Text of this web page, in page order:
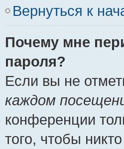
Вернуться к
Почему мне
пароля?
Если вы не
каждом
конференции
того, чтобы